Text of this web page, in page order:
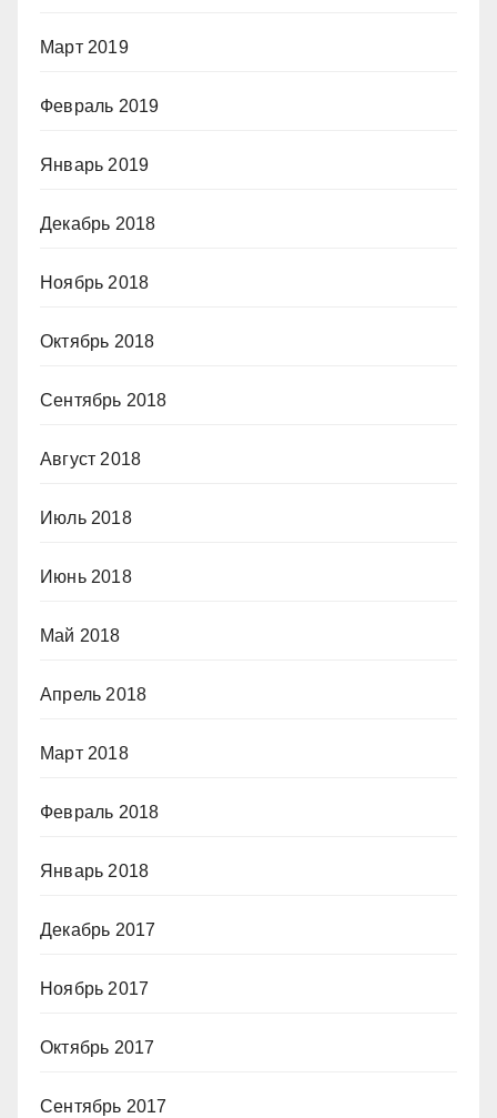
Март 2019
Февраль 2019
Январь 2019
Декабрь 2018
Ноябрь 2018
Октябрь 2018
Сентябрь 2018
Август 2018
Июль 2018
Июнь 2018
Май 2018
Апрель 2018
Март 2018
Февраль 2018
Январь 2018
Декабрь 2017
Ноябрь 2017
Октябрь 2017
Сентябрь 2017